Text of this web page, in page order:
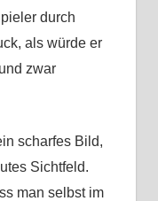
durch
als würde er
zwar
scharfes Bild,
Sichtfeld.
man selbst im